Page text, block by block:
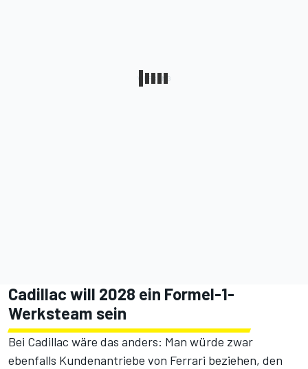
Cadillac will 2028 ein Formel-1-
Werksteam sein
Bei Cadillac wäre das anders: Man würde zwar
ebenfalls Kundenantriebe von Ferrari beziehen, den